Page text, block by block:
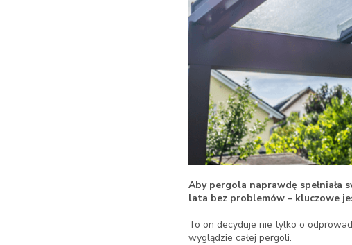
Aby pergola naprawdę spełniała
lata bez problemów – kluczowe
To on decyduje nie tylko o
wyglądzie całej pergoli.